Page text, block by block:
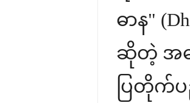
ဓာန"
ဆိုတဲ့ အကြ
ပြတိုက်ပ